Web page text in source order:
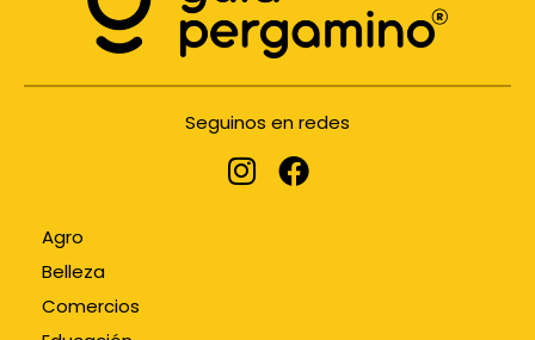
Seguinos en redes
Agro
Belleza
Comercios